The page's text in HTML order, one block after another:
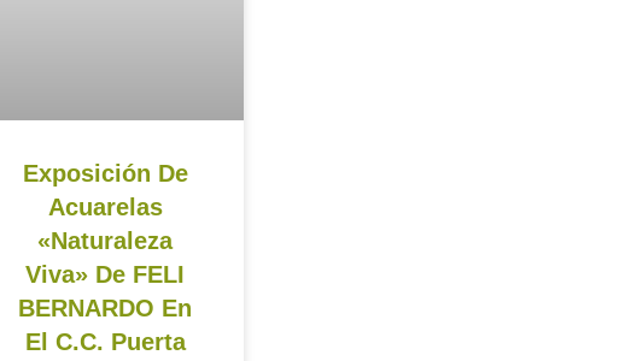
Exposición De
Acuarelas
«Naturaleza
Viva» De FELI
BERNARDO En
El C.C. Puerta